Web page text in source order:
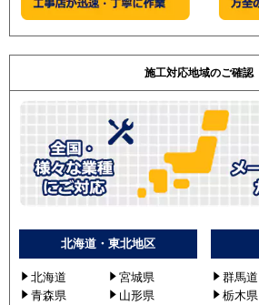
施工対応地域のご確認
北海道・東北地区
北海道
宮城県
青森県
山形県
群馬道
栃木県